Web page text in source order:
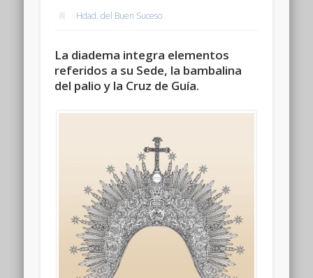
Hdad. del Buen Suceso
La diadema integra elementos
referidos a su Sede, la bambalina
del palio y la Cruz de Guía.